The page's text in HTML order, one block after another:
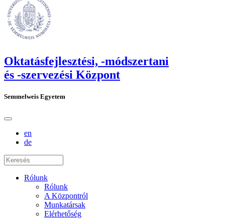
Oktatásfejlesztési, -módszertani
és -szervezési Központ
Semmelweis Egyetem
en
de
Rólunk
Rólunk
A Központról
Munkatársak
Elérhetőség